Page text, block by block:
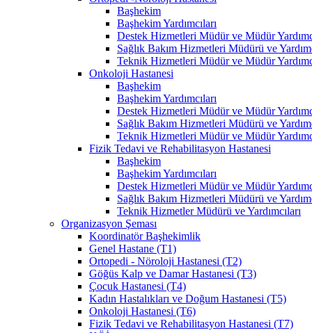
Başhekim
Başhekim Yardımcıları
Destek Hizmetleri Müdür ve Müdür
Sağlık Bakım Hizmetleri Müdürü ve
Teknik Hizmetleri Müdür ve Müdür
Onkoloji Hastanesi
Başhekim
Başhekim Yardımcıları
Destek Hizmetleri Müdür ve Müdür
Sağlık Bakım Hizmetleri Müdürü ve
Teknik Hizmetleri Müdür ve Müdür
Fizik Tedavi ve Rehabilitasyon Hastanesi
Başhekim
Başhekim Yardımcıları
Destek Hizmetleri Müdür ve Müdür
Sağlık Bakım Hizmetleri Müdürü ve
Teknik Hizmetler Müdürü ve Yardımcıları
Organizasyon Şeması
Koordinatör Başhekimlik
Genel Hastane (T1)
Ortopedi - Nöroloji Hastanesi (T2)
Göğüs Kalp ve Damar Hastanesi (T3)
Çocuk Hastanesi (T4)
Kadın Hastalıkları ve Doğum Hastanesi (T5)
Onkoloji Hastanesi (T6)
Fizik Tedavi ve Rehabilitasyon Hastanesi (T7)